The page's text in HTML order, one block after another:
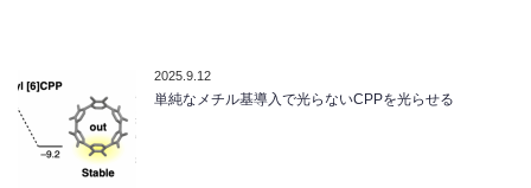
2025.9.12
単純なメチル基導入で光らないCPPを光らせる